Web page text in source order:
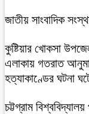
জাতীয় সাংবাদিক
কুষ্টিয়ার খোকসা
এলাকায় গতরাত
হত্যাকাণ্ডের ঘটনা
চট্টগ্রাম